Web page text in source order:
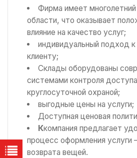
Фирма имеет
области, что оказывает
влияние на качество услуг;
индивидуальный подход
клиенту;
Склады оборудованы
системами контроля
круглосуточной охраной;
выгодные цены на услуги;
Доступная ценовая
Ккомпания предлагает
процесс оформления услуги
возврата вещей.